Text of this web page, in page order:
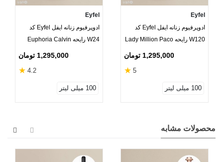
Eyfel
ادوپرفیوم زنانه ایفل Eyfel کد
W120 رایحه Lady Million Paco
1,295,000 تومان
5
★
100 میلی لیتر
Eyfel
ادوپرفیوم زنانه ایفل Eyfel کد
W24 رایحه Euphoria Calvin
1,295,000 تومان
4.2
★
100 میلی لیتر
محصولات مشابه